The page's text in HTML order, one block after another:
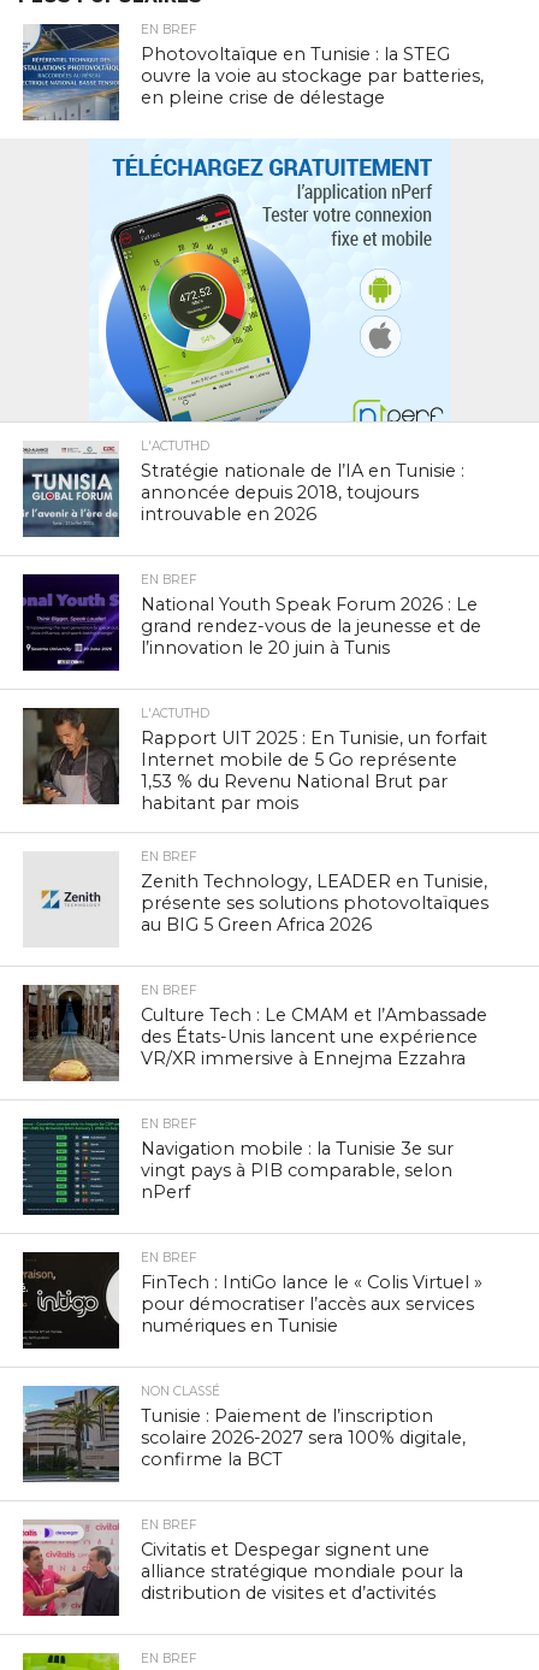
EN BREF
Photovoltaïque en Tunisie : la STEG
ouvre la voie au stockage par batteries,
en pleine crise de délestage
L'ACTUTHD
Stratégie nationale de l’IA en Tunisie :
annoncée depuis 2018, toujours
introuvable en 2026
EN BREF
National Youth Speak Forum 2026 : Le
grand rendez-vous de la jeunesse et de
l’innovation le 20 juin à Tunis
L'ACTUTHD
Rapport UIT 2025 : En Tunisie, un forfait
Internet mobile de 5 Go représente
1,53 % du Revenu National Brut par
habitant par mois
EN BREF
Zenith Technology, LEADER en Tunisie,
présente ses solutions photovoltaïques
au BIG 5 Green Africa 2026
EN BREF
Culture Tech : Le CMAM et l’Ambassade
des États-Unis lancent une expérience
VR/XR immersive à Ennejma Ezzahra
EN BREF
Navigation mobile : la Tunisie 3e sur
vingt pays à PIB comparable, selon
nPerf
EN BREF
FinTech : IntiGo lance le « Colis Virtuel »
pour démocratiser l’accès aux services
numériques en Tunisie
NON CLASSÉ
Tunisie : Paiement de l’inscription
scolaire 2026-2027 sera 100% digitale,
confirme la BCT
EN BREF
Civitatis et Despegar signent une
alliance stratégique mondiale pour la
distribution de visites et d’activités
EN BREF